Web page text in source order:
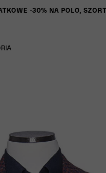
-30% NA POLO,